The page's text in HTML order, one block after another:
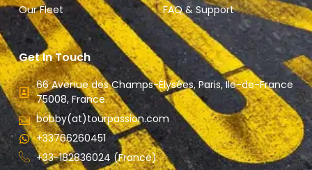
Our Fleet
FAQ & Support
Get In Touch
66 Avenue des Champs-Élysées, Paris, Ile-de-France
75008, France.
bobby(at)tourpassion.com
+33766260451
+33-182836024 (France)